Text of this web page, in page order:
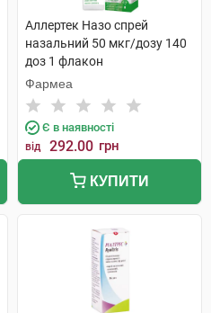
Аллертек Назо спрей
назальний 50 мкг/дозу 140
доз 1 флакон
Фармеа
Є в наявності
від 292.00 грн
КУПИТИ